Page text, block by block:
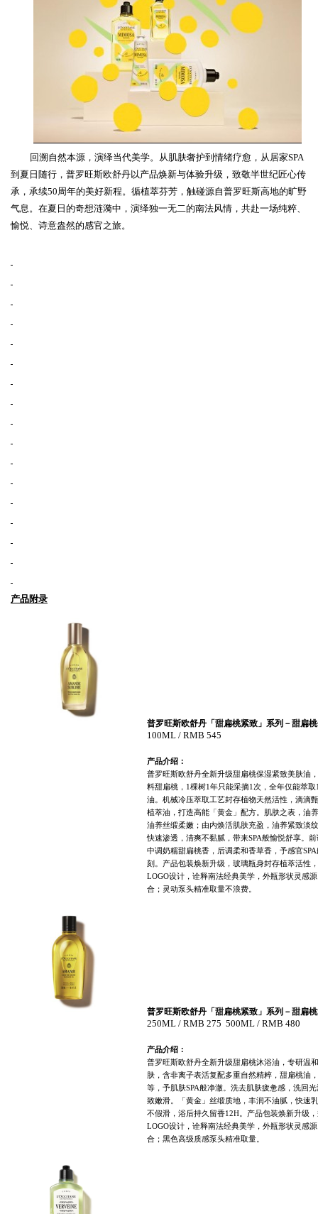
回溯自然本源，演绎当代美学。从肌肤奢护到情绪疗愈，从居家SPA
到夏日随行，普罗旺斯欧舒丹以产品焕新与体验升级，致敬半世纪匠心传
承， 承续50周年的美好新程。循植萃芬芳， 触碰源自普罗旺斯高地的旷野
气息。在夏日的奇想涟漪中，演绎独一无二的南法风情，共赴一场纯粹、
愉悦、诗意盎然的感官之旅。
产品附录
普罗旺斯欧舒丹「甜扁桃紧致」系列－甜扁
100ML / RMB 545
产品介绍：
普罗旺斯欧舒丹全新升级甜扁桃保湿紧致美肤油
料甜扁桃 ， 1棵树1年只能采摘1次，全年仅能萃取
油。机械冷压萃取工艺封存植物天然活性，滴滴
植萃油，打造高能「黄金」配方。肌肤之表，油
油养丝缎柔嫩；由内焕活肌肤充盈，油养紧致淡
快速渗透，清爽不黏腻，带来SPA般愉悦舒享。
中调奶糯甜扁桃香，后调柔和香草香，予感官SPA
刻。产品包装焕新升级，玻璃瓶身封存植萃活性
LOGO设计，诠释南法经典美学，外瓶形状灵感
合；灵动泵头精准取量不浪费。
普罗旺斯欧舒丹「甜扁桃紧致」系列－甜扁
250ML / RMB 275 500ML / RMB 480
产品介绍：
普罗旺斯欧舒丹全新升级甜扁桃沐浴油，专研温
肤，含非离子表活复配多重自然精粹，甜扁桃油
等，予肌肤SPA般净澈。洗去肌肤疲惫感，洗回
致嫩滑。「黄金」丝缎质地，丰润不油腻，快速
不假滑，浴后持久留香12H。产品包装焕新升级
LOGO设计，诠释南法经典美学，外瓶形状灵感
合；黑色高级质感泵头精准取量。